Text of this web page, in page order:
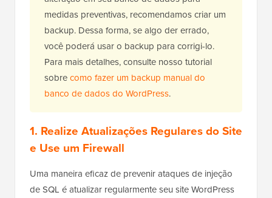
medidas preventivas, recomendamos criar um
backup. Dessa forma, se algo der errado,
você poderá usar o backup para corrigi-lo.
Para mais detalhes, consulte nosso tutorial
sobrecomo fazer um backup manual do
banco de dados do WordPress.
1. Realize Atualizações Regulares do Site
e Use um Firewall
Uma maneira eficaz de prevenir ataques de injeção
de SQL é atualizar regularmente seu site WordPress